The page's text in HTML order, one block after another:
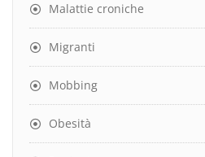
Malattie croniche
Migranti
Mobbing
Obesità